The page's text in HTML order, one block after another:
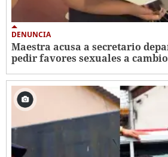
DENUNCIA
Maestra acusa a secretario
pedir favores sexuales a